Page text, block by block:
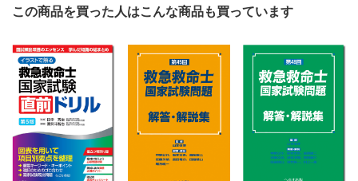
この商品を買った人はこんな商品も買っています